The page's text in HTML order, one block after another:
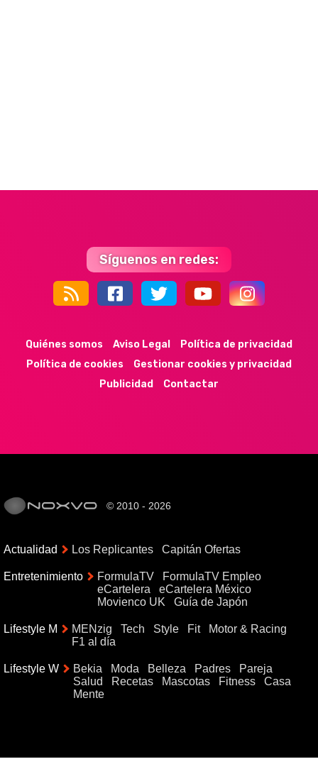
Síguenos en redes:
Quiénes somos Aviso Legal
Política de privacidad
Política de cookies
Gestionar cookies y privacidad
Publicidad
Contactar
© 2010 - 2026
Actualidad Los Replicantes Capitán Ofertas
Entretenimiento FormulaTV
FormulaTV Empleo
eCartelera
eCartelera México
Movienco UK
Guía de Japón
Lifestyle M MENzig Tech Style Fit
Motor & Racing
F1 al día
Lifestyle W Bekia Moda Belleza Padres
Pareja
Salud
Recetas Mascotas Fitness
Casa
Mente